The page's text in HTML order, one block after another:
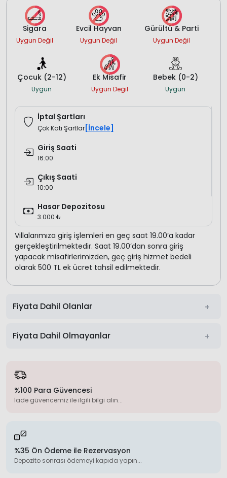
Sigara
Uygun Değil
Evcil Hayvan
Uygun Değil
Gürültü & Parti
Uygun Değil
Çocuk (2-12)
Uygun
Ek Misafir
Uygun Değil
Bebek (0-2)
Uygun
İptal Şartları
Çok Katı Şartlar [İncele]
Giriş Saati
16:00
Çıkış Saati
10:00
Hasar Depozitosu
3.000 ₺
Villalarımıza giriş işlemleri en geç saat 19.00’a kadar
gerçekleştirilmektedir. Saat 19.00’dan sonra giriş
yapacak misafirlerimizden, geç giriş hizmet bedeli
olarak 500 TL ek ücret tahsil edilmektedir.
Fiyata Dahil Olanlar
Fiyata Dahil Olmayanlar
%100 Para Güvencesi
İade güvencemiz ile ilgili bilgi alın...
%35 Ön Ödeme ile Rezervasyon
Depozito sonrası ödemeyi kapıda yapın...